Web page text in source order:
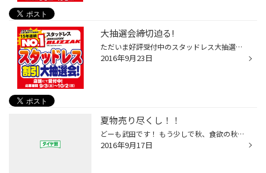
大抽選会締切迫る!
ただいま好評受付中のスタッドレス大抽選会ですが、10/2が締め切りとなっております! 店頭にてお申込みいただくだけでスタッドレスがとってもお得に買えるチャンス！ 今シーズンスタッドレスをご検討中の方はお早めにお申し込みください＼(^o^)／ 今年まだ使えるかどうか不安な方はいつでも無料で点...
2016年9月23日
夏物売り尽くし！！
どーも武田です！ もう少しで秋、食欲の秋です！ 暴飲暴食、、、もとい、もりもり食べてしまいますね（笑） まあ、季節関係なくたくさん食べてしまいますが、、、(^_^;) そんな素敵な秋もすぐ終わり、冬が来てしまいます。。。 皆さん冬に向けての色々な準備をしているとは思います、、が！！ 備え...
2016年9月17日